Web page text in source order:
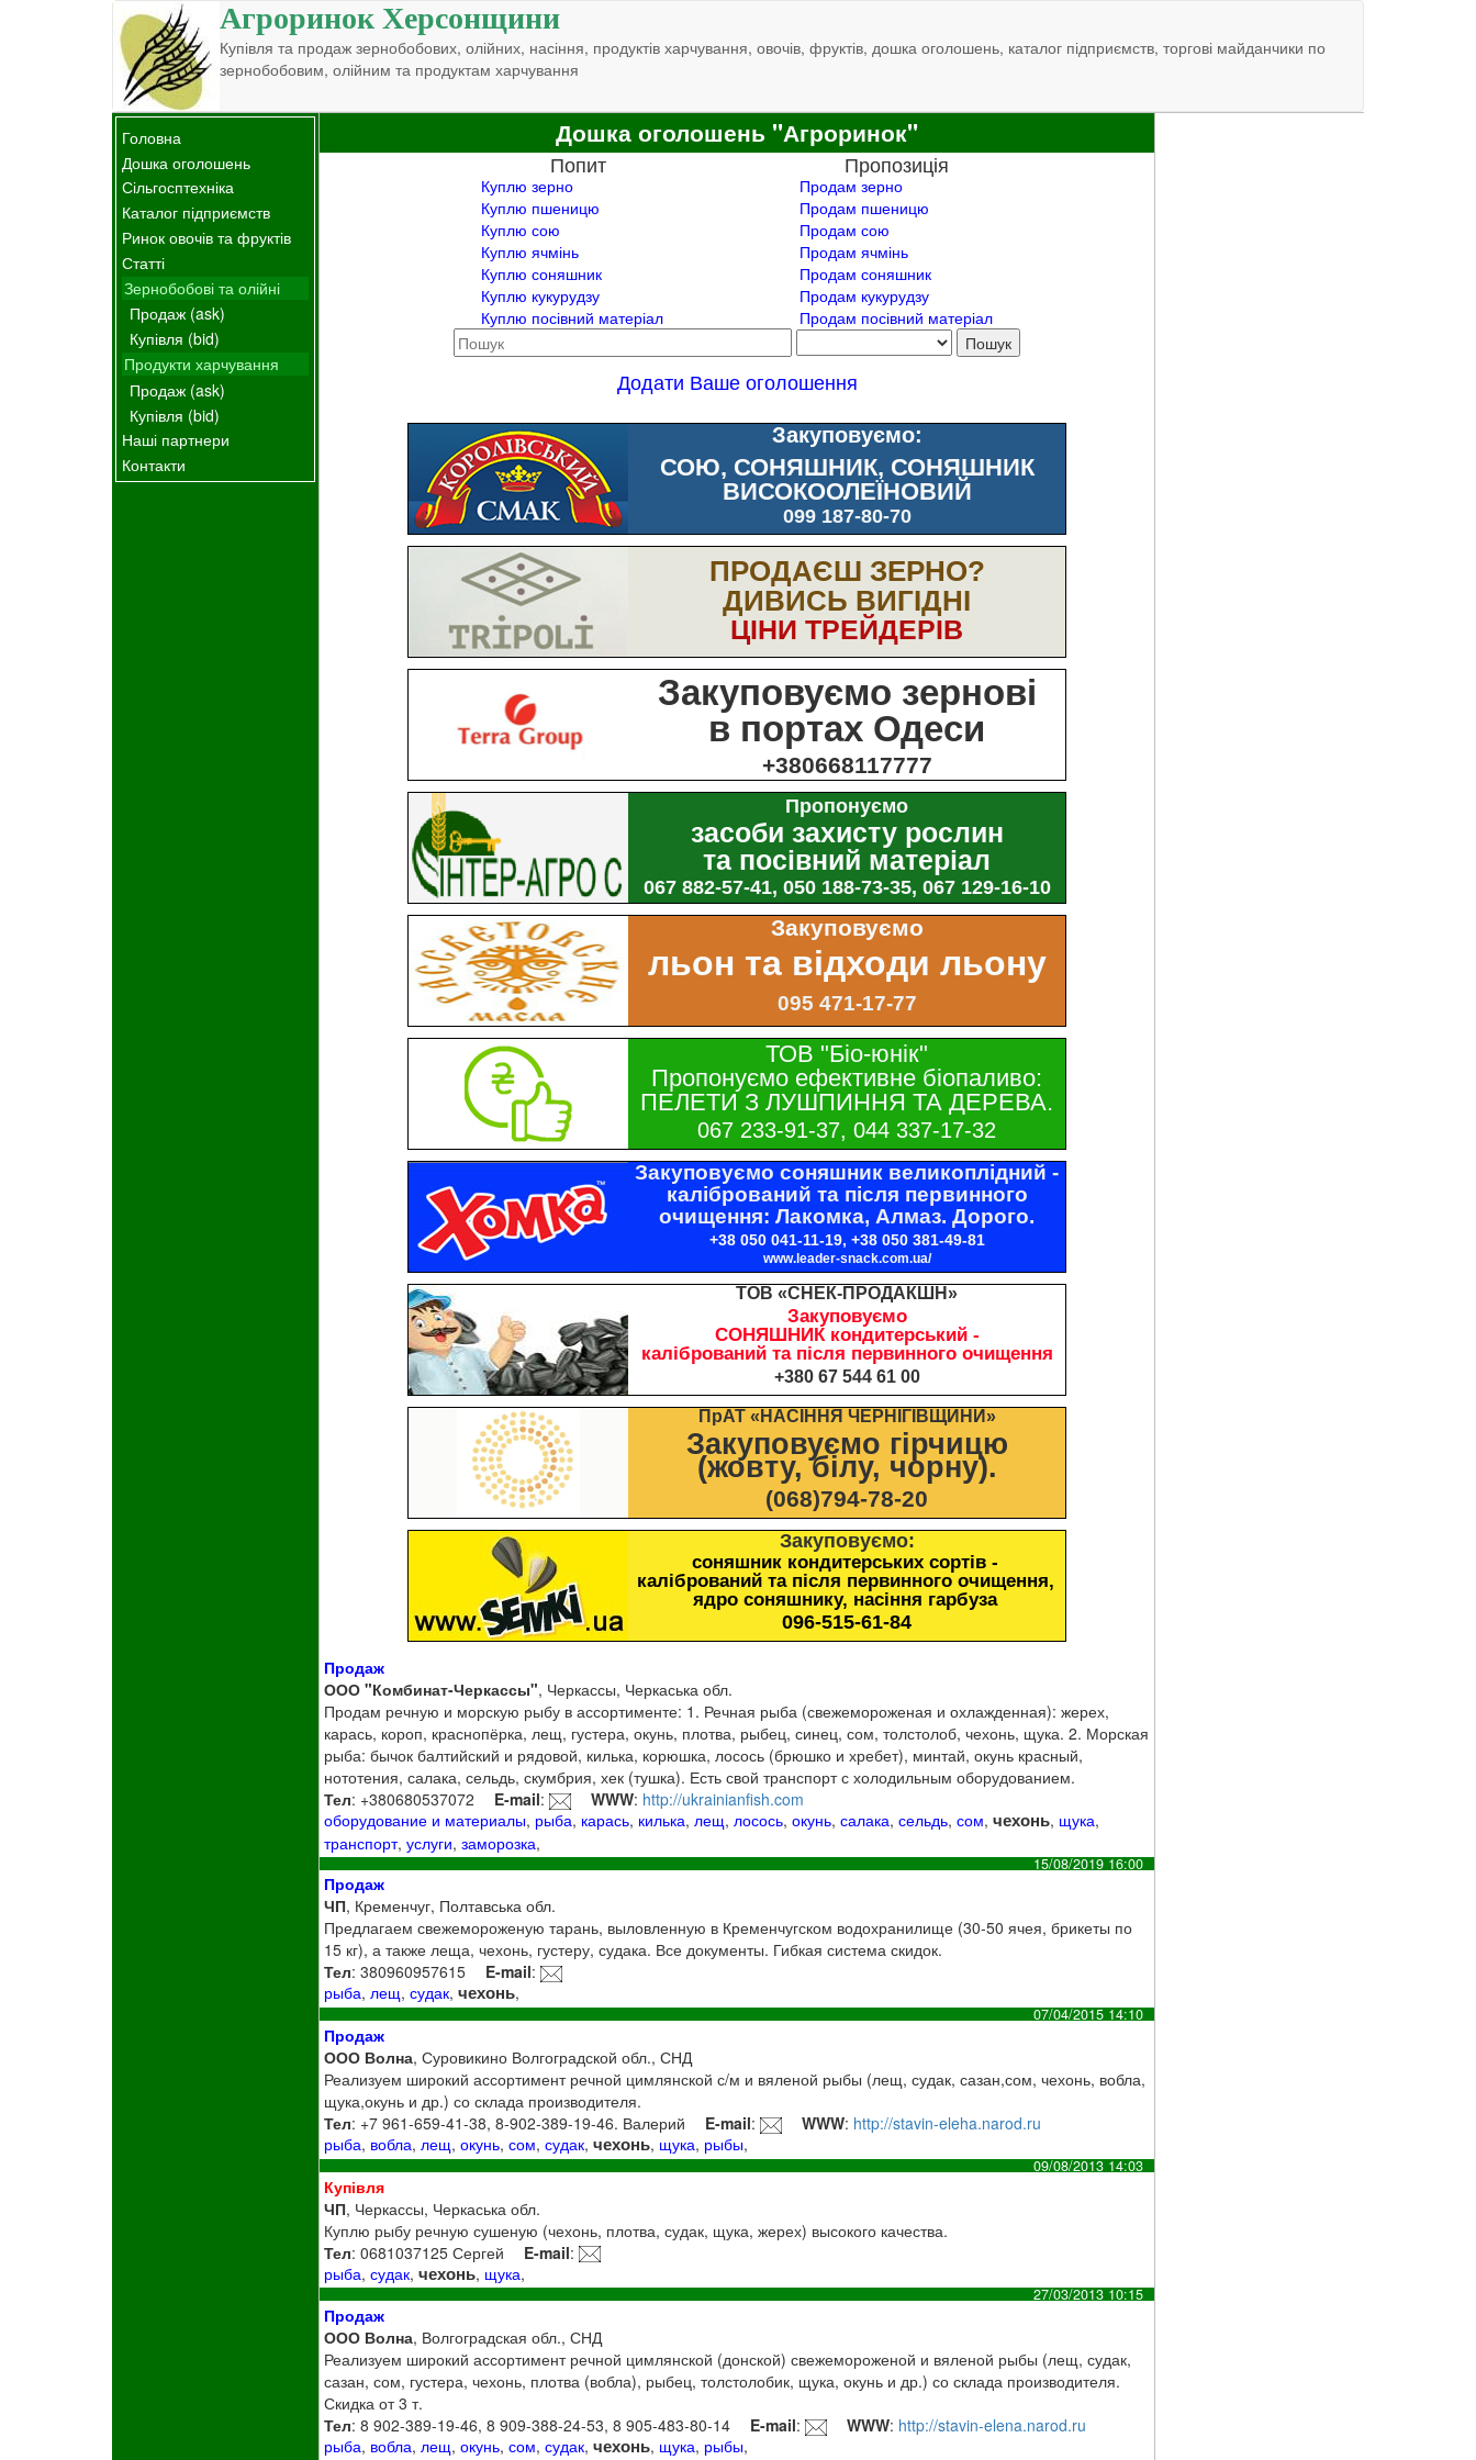
Агроринок Херсонщини
Купівля та продаж зернобобових, олійних, насіння, продуктів харчування, овочів, фруктів, дошка оголошень, каталог підприємств, торгові майданчики по
зернобобовим, олійним та продуктам харчування
Головна
Дошка оголошень
Сільгосптехніка
Каталог підприємств
Ринок овочів та фруктів
Статті
Зернобобові та олійні
Продаж (ask)
Купівля (bid)
Продукти харчування
Продаж (ask)
Купівля (bid)
Наші партнери
Контакти
Дошка оголошень "Агроринок"
Попит
Куплю зерно
Куплю пшеницю
Куплю сою
Куплю ячмінь
Куплю соняшник
Куплю кукурудзу
Куплю посівний матеріал
Пропозиція
Продам зерно
Продам пшеницю
Продам сою
Продам ячмінь
Продам соняшник
Продам кукурудзу
Продам посівний матеріал
Додати Ваше оголошення
Закуповуємо:
СОЮ, СОНЯШНИК, СОНЯШНИК
ВИСОКООЛЕЇНОВИЙ
099 187-80-70
ПРОДАЄШ ЗЕРНО?
ДИВИСЬ ВИГІДНІ
ЦІНИ ТРЕЙДЕРІВ
Закуповуємо зернові
в портах Одеси
+380668117777
Пропонуємо
засоби захисту рослин
та посівний матеріал
067 882-57-41, 050 188-73-35, 067 129-16-10
Закуповуємо
льон та відходи льону
095 471-17-77
ТОВ "Біо-юнік"
Пропонуємо ефективне біопаливо:
ПЕЛЕТИ З ЛУШПИННЯ ТА ДЕРЕВА.
067 233-91-37, 044 337-17-32
Закуповуємо соняшник великоплідний -
калібрований та після первинного
очищення: Лакомка, Алмаз. Дорого.
+38 050 041-11-19, +38 050 381-49-81
www.leader-snack.com.ua/
ТОВ «СНЕК-ПРОДАКШН»
Закуповуємо
СОНЯШНИК кондитерський -
калібрований та після первинного очищення
+380 67 544 61 00
ПрАТ «НАСІННЯ ЧЕРНІГІВЩИНИ»
Закуповуємо гірчицю
(жовту, білу, чорну).
(068)794-78-20
Закуповуємо:
соняшник кондитерських сортів -
калібрований та після первинного очищення,
ядро соняшнику, насіння гарбуза
096-515-61-84
Продаж
ООО "Комбинат-Черкассы", Черкассы, Черкаська обл.
Продам речную и морскую рыбу в ассортименте: 1. Речная рыба (свежемороженая и охлажденная): жерех,
карась, короп, краснопёрка, лещ, густера, окунь, плотва, рыбец, синец, сом, толстолоб, чехонь, щука. 2. Морская
рыба: бычок балтийский и рядовой, килька, корюшка, лосось (брюшко и хребет), минтай, окунь красный,
нототения, салака, сельдь, скумбрия, хек (тушка). Есть свой транспорт с холодильным оборудованием.
Тел: +380680537072 E-mail: WWW: http://ukrainianfish.com
оборудование и материалы, рыба, карась, килька, лещ, лосось,окунь,салака,сельдь,сом,чехонь, щука,
транспорт,услуги,заморозка,
15/08/2019 16:00
Продаж
ЧП, Кременчуг, Полтавська обл.
Предлагаем свежемороженую тарань, выловленную в Кременчугском водохранилище (30-50 ячея, брикеты по
15 кг), а также леща, чехонь, густеру, судака. Все документы. Гибкая система скидок.
Тел: 380960957615 E-mail:
рыба,лещ,судак,чехонь,
07/04/2015 14:10
Продаж
ООО Волна, Суровикино Волгоградской обл., СНД
Реализуем широкий ассортимент речной цимлянской с/м и вяленой рыбы (лещ, судак, сазан,сом, чехонь, вобла,
щука,окунь и др.) со склада производителя.
Тел: +7 961-659-41-38, 8-902-389-19-46. Валерий E-mail: WWW: http://stavin-eleha.narod.ru
рыба, вобла,лещ,окунь,сом,судак,чехонь, щука, рыбы,
09/08/2013 14:03
Купівля
ЧП, Черкассы, Черкаська обл.
Куплю рыбу речную сушеную (чехонь, плотва, судак, щука, жерех) высокого качества.
Тел: 0681037125 Сергей E-mail:
рыба,судак,чехонь, щука,
27/03/2013 10:15
Продаж
ООО Волна, Волгоградская обл., СНД
Реализуем широкий ассортимент речной цимлянской (донской) свежемороженой и вяленой рыбы (лещ, судак,
сазан, сом, густера, чехонь, плотва (вобла), рыбец, толстолобик, щука, окунь и др.) со склада производителя.
Скидка от 3 т.
Тел: 8 902-389-19-46, 8 909-388-24-53, 8 905-483-80-14 E-mail: WWW: http://stavin-elena.narod.ru
рыба, вобла,лещ,окунь,сом,судак,чехонь, щука, рыбы,